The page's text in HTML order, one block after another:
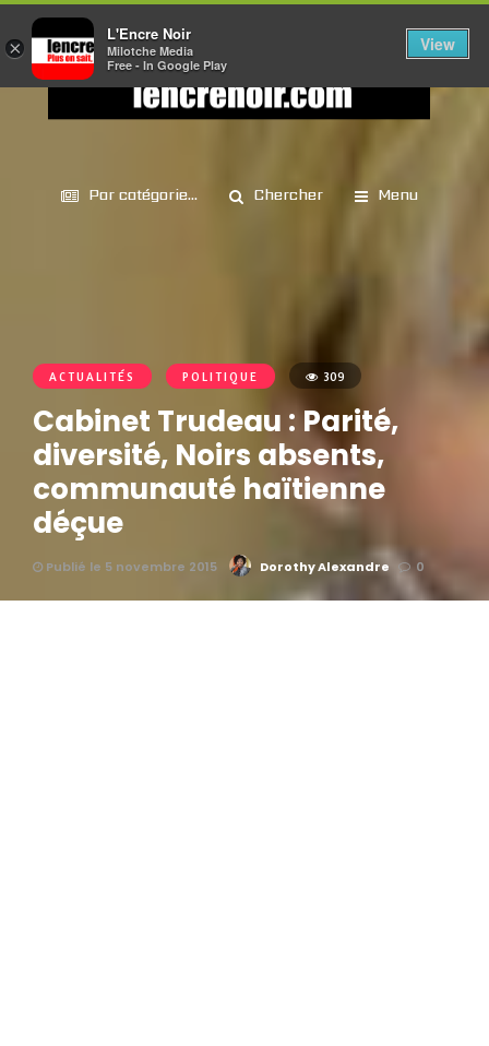
Par catégorie... Chercher Menu
ACTUALITÉS POLITIQUE 309
Cabinet Trudeau : Parité,
diversité, Noirs absents,
communauté haïtienne
déçue
Publié le 5 novembre 2015 Dorothy Alexandre 0
×
L'Encre Noir
Milotche Media
Free - In Google Play
View